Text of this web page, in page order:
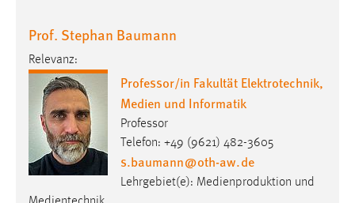
Prof. Stephan Baumann
Relevanz:
Professor/in Fakultät Elektrotechnik,
Medien und Informatik
Professor
Telefon: +49 (9621) 482-3605
s.baumann@oth-aw.de
Lehrgebiet(e): Medienproduktion und